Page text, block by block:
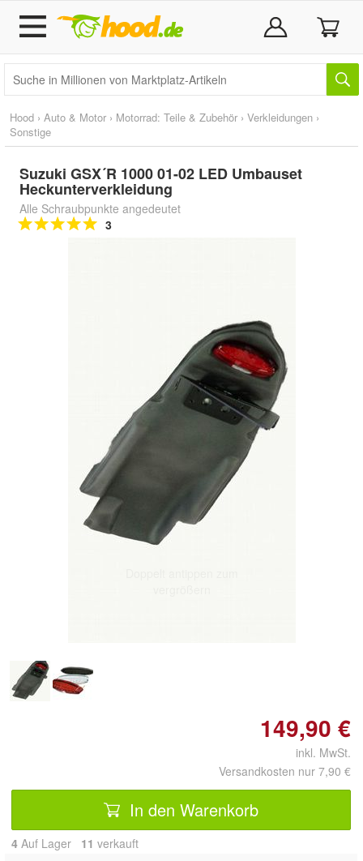
Hood › Auto & Motor › Motorrad: Teile & Zubehör › Verkleidungen ›
Sonstige
Suzuki GSX´R 1000 01-02 LED Umbauset
Heckunterverkleidung
Alle Schraubpunkte angedeutet
3
149,90 €
inkl. MwSt.
Versandkosten nur 7,90 €
In den Warenkorb
4 Auf Lager 11 verkauft